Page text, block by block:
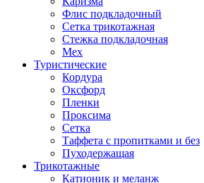
Флис подкладочный
Сетка трикотажная
Стежка подкладочная
Мех
Туристические
Кордура
Оксфорд
Пленки
Проксима
Сетка
Таффета с пропитками и без
Пуходержащая
Трикотажные
Катионик и меланж